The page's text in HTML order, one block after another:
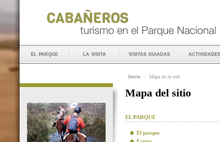
el parque la visita visitas guiadas actividades
Inicio :: Mapa de la web
Mapa del sitio
EL PARQUE
El parque